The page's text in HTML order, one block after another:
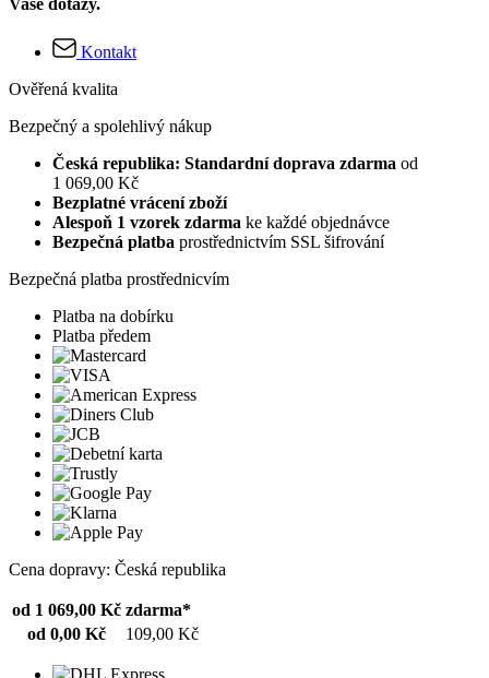
Vaše dotazy.
Kontakt
Ověřená kvalita
Bezpečný a spolehlivý nákup
Česká republika: Standardní doprava zdarma od
1 069,00 Kč
Bezplatné vrácení zboží
Alespoň 1 vzorek zdarma ke každé objednávce
Bezpečná platba prostřednictvím SSL šifrování
Bezpečná platba prostřednicvím
Platba na dobírku
Platba předem
Cena dopravy: Česká republika
od 1 069,00 Kč zdarma*
od 0,00 Kč
109,00 Kč